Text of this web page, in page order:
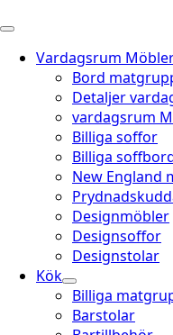
Vardagsrum
Bord
Detaljer
vardagsrum
Billiga soffor
Billiga
New England
Designmöbler
Designsoffor
Designstolar
Kök
Billiga
Barstolar